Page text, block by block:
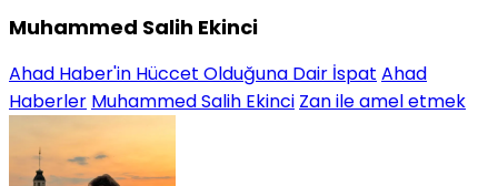
Muhammed Salih Ekinci
Ahad Haber'in Hüccet Olduğuna Dair İspat Ahad
Haberler Muhammed Salih Ekinci Zan ile amel etmek